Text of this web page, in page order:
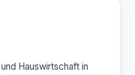
Hauswirtschaft in